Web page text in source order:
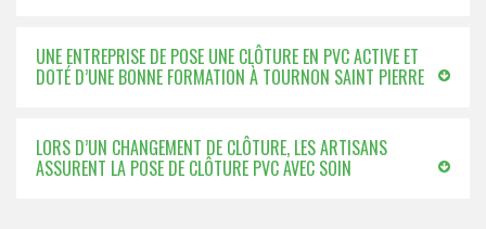
UNE ENTREPRISE DE POSE UNE CLÔTURE EN PVC ACTIVE ET
DOTÉ D’UNE BONNE FORMATION À TOURNON SAINT PIERRE
LORS D’UN CHANGEMENT DE CLÔTURE, LES ARTISANS
ASSURENT LA POSE DE CLÔTURE PVC AVEC SOIN